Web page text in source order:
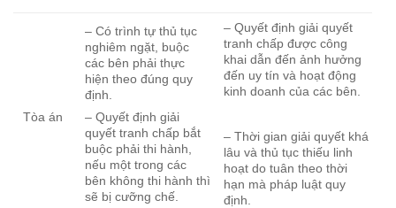
Tòa án
– Có trình tự thủ tục
nghiêm ngặt, buộc
các bên phải thực
hiện theo đúng quy
định.
– Quyết định giải
quyết tranh chấp bắt
buộc phải thi hành,
nếu một trong các
bên không thi hành thì
sẽ bị cưỡng chế.
– Quyết định giải quyết
tranh chấp được công
khai dẫn đến ảnh hưởng
đến uy tín và hoạt động
kinh doanh của các bên.
– Thời gian giải quyết khá
lâu và thủ tục thiếu linh
hoạt do tuân theo thời
hạn mà pháp luật quy
định.